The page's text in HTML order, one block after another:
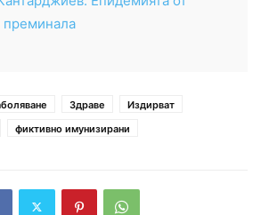
Здраве
Издирват
фиктивно имунизирани